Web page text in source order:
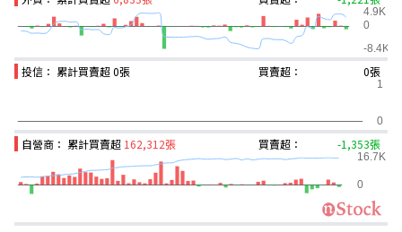
投信： 累計買賣超0張 買賣超： 0張
自營商： 累計買賣超 162,312張 買賣超： -1,353張